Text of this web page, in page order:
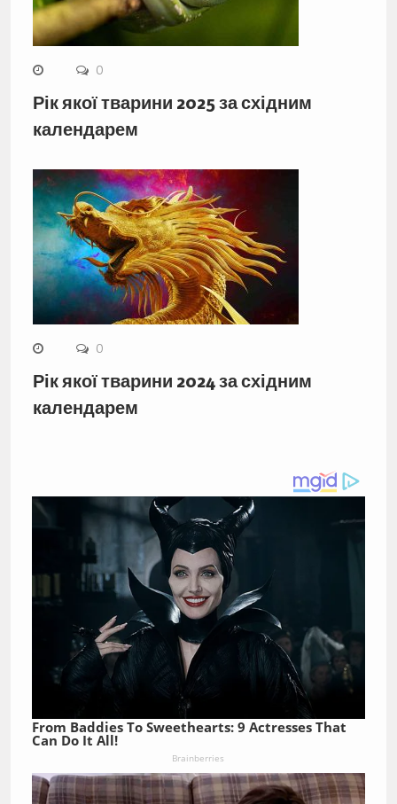
0
Рік якої тварини 2025 за східним
календарем
0
Рік якої тварини 2024 за східним
календарем
From Baddies To Sweethearts: 9 Actresses That
Can Do It All!
Brainberries